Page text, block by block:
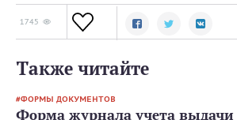
1745
Также читайте
ФОРМЫ ДОКУМЕНТОВ
Форма журнала учета выдачи